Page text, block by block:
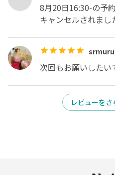
✔︎長さだし・補強ご希望のお
ご予約時に必ずお伝えくださ
日時変更をお願いさせて頂く
ご了承下さいますようお願い
※遅延を含む10分以上の遅刻
れた場合はその後の予約状
8月20日16:30-の予
キャンセルされまし
srmuru
次回もお願いしたい
レビューを